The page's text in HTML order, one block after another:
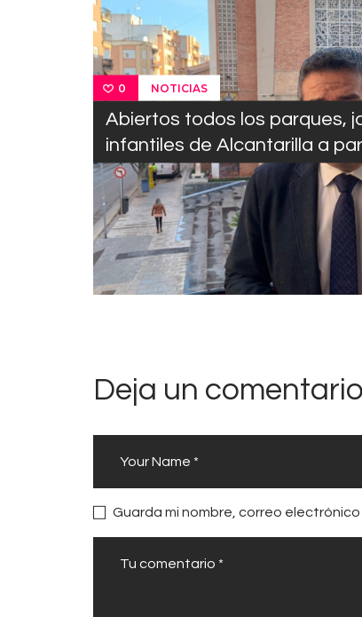
0 NOTICIAS
Abiertos todos los parques,
infantiles de Alcantarilla a
Deja un comentario
Guarda mi nombre, correo